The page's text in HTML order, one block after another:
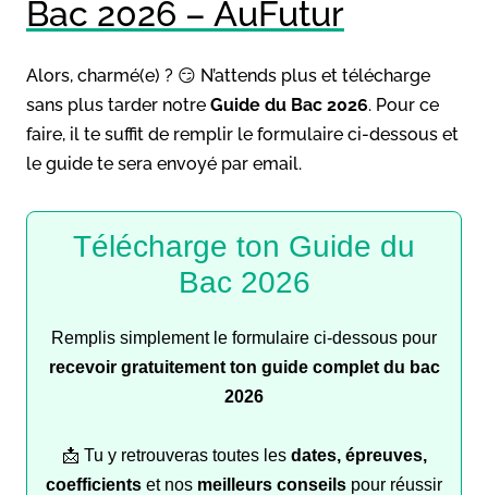
Bac 2026 – AuFutur
Alors, charmé(e) ? 😏 N’attends plus et télécharge
sans plus tarder notre Guide du Bac 2026. Pour ce
faire, il te suffit de remplir le formulaire ci-dessous et
le guide te sera envoyé par email.
Télécharge ton Guide du
Bac 2026
Remplis simplement le formulaire ci-dessous pour
recevoir gratuitement ton guide complet du bac
2026
📩 Tu y retrouveras toutes les dates, épreuves,
coefficients et nos meilleurs conseils pour réussir